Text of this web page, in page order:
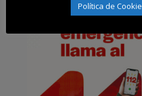
Política de Cookie